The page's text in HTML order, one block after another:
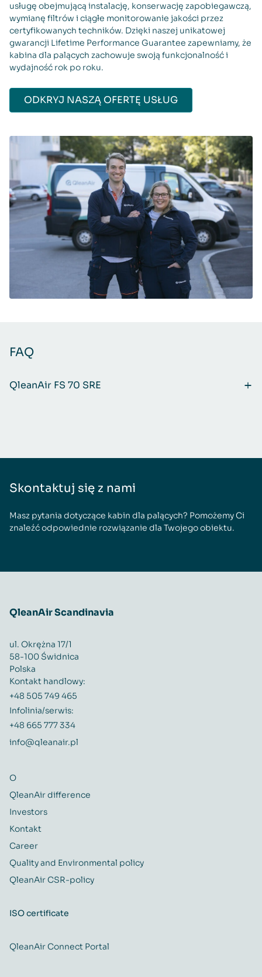
usługę obejmującą instalację, konserwację zapobiegawczą,
wymianę filtrów i ciągłe monitorowanie jakości przez
certyfikowanych techników. Dzięki naszej unikatowej
gwarancji Lifetime Performance Guarantee zapewniamy, że
kabina dla palących zachowuje swoją funkcjonalność i
wydajność rok po roku.
ODKRYJ NASZĄ OFERTĘ USŁUG
FAQ
QleanAir FS 70 SRE
Skontaktuj się z nami
Masz pytania dotyczące kabin dla palących? Pomożemy Ci
znaleźć odpowiednie rozwiązanie dla Twojego obiektu.
QleanAir Scandinavia
ul. Okrężna 17/1
58-100 Świdnica
Polska
Kontakt handlowy:
+48 505 749 465
Infolinia/serwis:
+48 665 777 334
info@qleanair.pl
O
QleanAir difference
Investors
Kontakt
Career
Quality and Environmental policy
QleanAir CSR-policy
ISO certificate
QleanAir Connect Portal